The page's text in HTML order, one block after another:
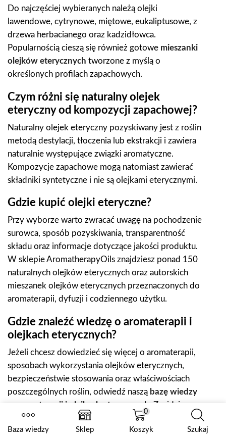
Do najczęściej wybieranych należą olejki
lawendowe, cytrynowe, miętowe, eukaliptusowe, z
drzewa herbacianego oraz kadzidłowca.
Popularnością cieszą się również gotowe mieszanki
olejków eterycznych tworzone z myślą o
określonych profilach zapachowych.
Czym różni się naturalny olejek
eteryczny od kompozycji zapachowej?
Naturalny olejek eteryczny pozyskiwany jest z roślin
metodą destylacji, tłoczenia lub ekstrakcji i zawiera
naturalnie występujące związki aromatyczne.
Kompozycje zapachowe mogą natomiast zawierać
składniki syntetyczne i nie są olejkami eterycznymi.
Gdzie kupić olejki eteryczne?
Przy wyborze warto zwracać uwagę na pochodzenie
surowca, sposób pozyskiwania, transparentność
składu oraz informacje dotyczące jakości produktu.
W sklepie AromatherapyOils znajdziesz ponad 150
naturalnych olejków eterycznych oraz autorskich
mieszanek olejków eterycznych przeznaczonych do
aromaterapii, dyfuzji i codziennego użytku.
Gdzie znaleźć wiedzę o aromaterapii i
olejkach eterycznych?
Jeżeli chcesz dowiedzieć się więcej o aromaterapii,
sposobach wykorzystania olejków eterycznych,
bezpieczeństwie stosowania oraz właściwościach
poszczególnych roślin, odwiedź naszą bazę wiedzy
o aromaterapii i olejkach eterycznych
. Znajdziesz
tam practical poradniki, artykuły edukacyjne oraz
wskazówki dotyczące świadomego korzystania z
Baza wiedzy Sklep
0
Koszyk Szukaj